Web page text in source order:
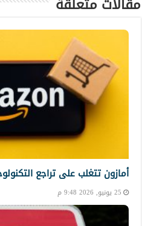
أمازون تتغلب على تراجع
25 يونيو, 2026 9:48 م